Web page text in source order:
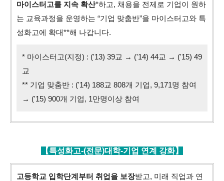
마이스터고를 지속 확산*하고, 채용을 전제로 기업이 원하
는 교육과정을 운영하는 “기업 맞춤반”을 마이스터고와 특
성화고에 확대**해 나갑니다.
* 마이스터고(지정) : ('13) 39교 → ('14) 44교 → ('15) 49
교
** 기업 맞춤반 : ('14) 188교 808개 기업, 9,171명 참여
→ ('15) 900개 기업, 1만명이상 참여
【특성화고-(전문)대학-기업 연계 강화】
고등학교 입학단계부터 취업을 보장받고, 미래 직업과 연